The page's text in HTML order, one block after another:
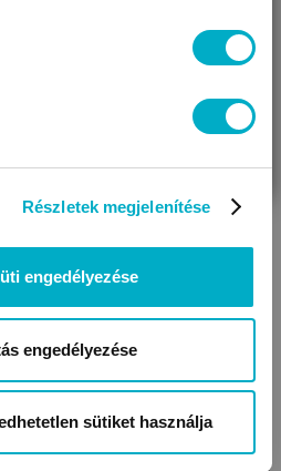
Részletek megjelenítése
engedélyezése
engedélyezése
sütiket használja
AJÁNDÉKOT